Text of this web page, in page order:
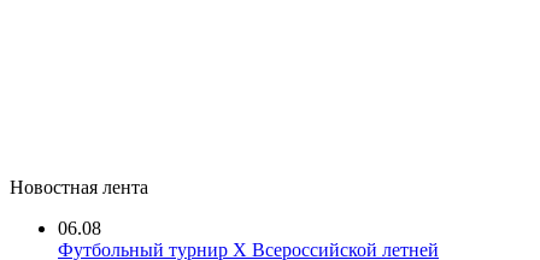
Новостная лента
06.08
Футбольный турнир X Всероссийской летней